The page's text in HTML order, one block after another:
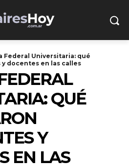
Federal Universitaria: qué
docentes en las calles
QUÉ
Y
EN LAS